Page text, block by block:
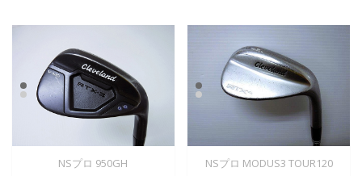
NSプロ 950GH NSプロ MODUS3 TOUR120